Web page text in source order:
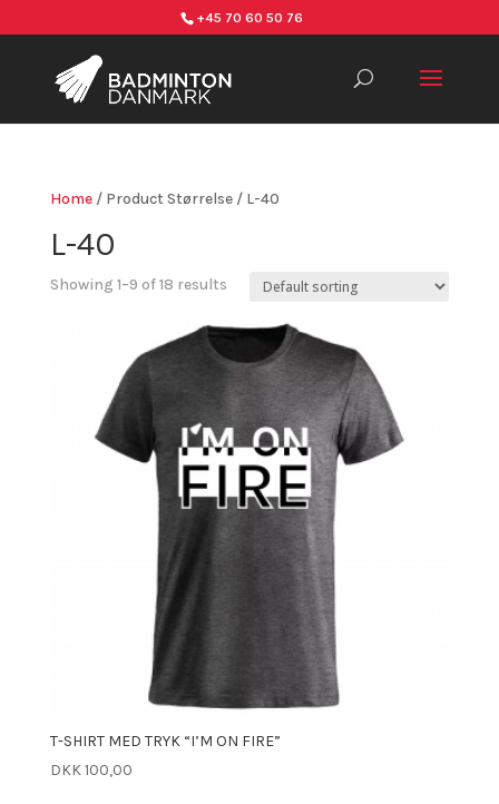
+45 70 60 50 76
Home/ Product Størrelse / L-40
L-40
Showing 1–9 of 18 results
T-SHIRT MED TRYK “I’M ON FIRE”
DKK100,00